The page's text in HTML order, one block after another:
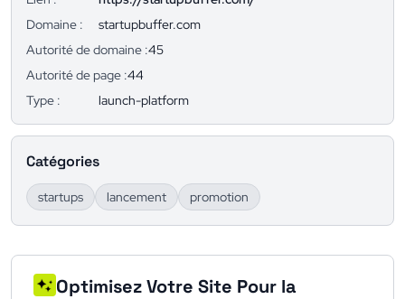
Domaine :
startupbuffer.com
Autorité de domaine :45
Autorité de page :44
Type :
launch-platform
Catégories
startups lancement promotion
Optimisez Votre Site Pour la